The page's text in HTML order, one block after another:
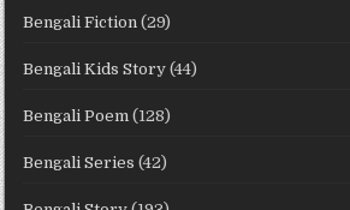
Bengali Fiction (29)
Bengali Kids Story (44)
Bengali Poem (128)
Bengali Series (42)